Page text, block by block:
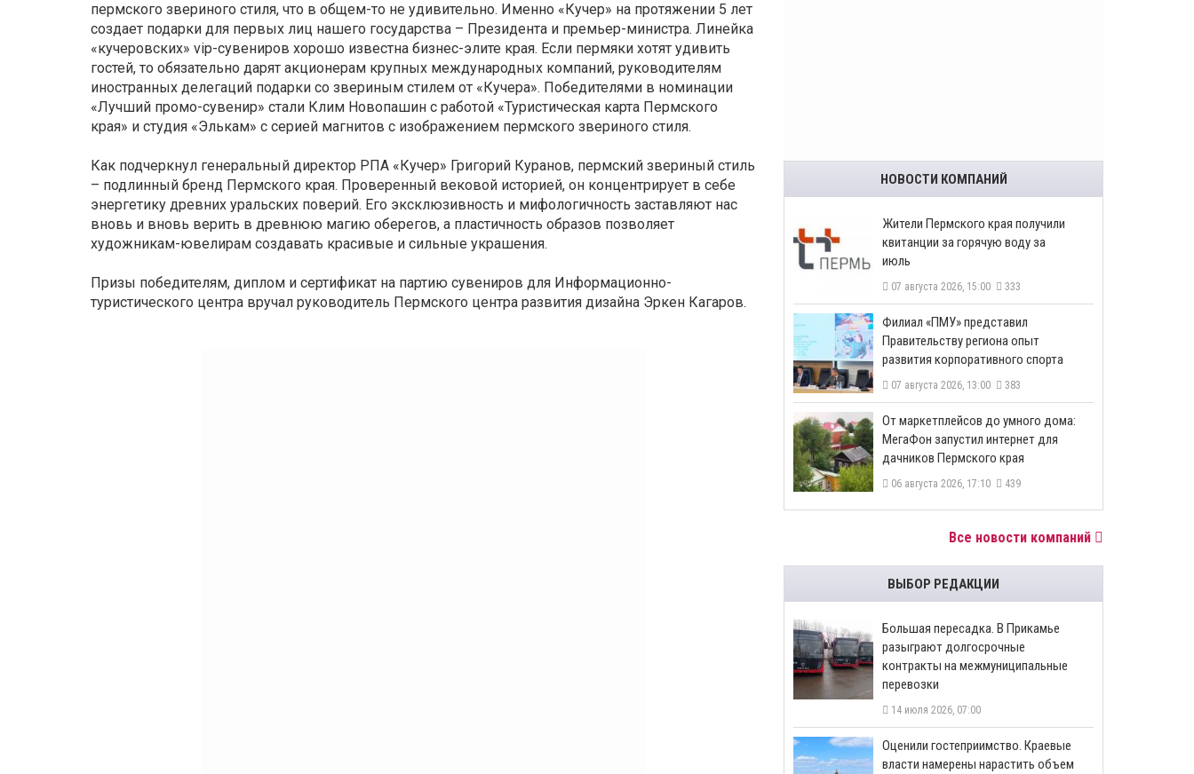
пермского звериного стиля, что в общем-то не удивительно. Именно «Кучер» на протяжении 5 лет
создает подарки для первых лиц нашего государства – Президента и премьер-министра. Линейка
«кучеровских» vip-сувениров хорошо известна бизнес-элите края. Если пермяки хотят удивить
гостей, то обязательно дарят акционерам крупных международных компаний, руководителям
иностранных делегаций подарки со звериным стилем от «Кучера». Победителями в номинации
«Лучший промо-сувенир» стали Клим Новопашин с работой «Туристическая карта Пермского
края» и студия «Элькам» с серией магнитов с изображением пермского звериного стиля.
Как подчеркнул генеральный директор РПА «Кучер» Григорий Куранов, пермский звериный стиль
– подлинный бренд Пермского края. Проверенный вековой историей, он концентрирует в себе
энергетику древних уральских поверий. Его эксклюзивность и мифологичность заставляют нас
вновь и вновь верить в древнюю магию оберегов, а пластичность образов позволяет
художникам-ювелирам создавать красивые и сильные украшения.
Призы победителям, диплом и сертификат на партию сувениров для Информационно-
туристического центра вручал руководитель Пермского центра развития дизайна Эркен Кагаров.
НОВОСТИ КОМПАНИЙ
​Жители Пермского края получили
квитанции за горячую воду за
июль
07 августа 2026, 15:00 333
​Филиал «ПМУ» представил
Правительству региона опыт
развития корпоративного спорта
07 августа 2026, 13:00 383
От маркетплейсов до умного дома:
МегаФон запустил интернет для
дачников Пермского края
06 августа 2026, 17:10 439
Все новости компаний
ВЫБОР РЕДАКЦИИ
Большая пересадка. В Прикамье
разыграют долгосрочные
контракты на межмуниципальные
перевозки
14 июля 2026, 07:00
Оценили гостеприимство. Краевые
власти намерены нарастить объем